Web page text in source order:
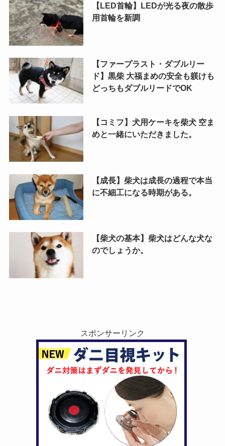
【LED首輪】LEDが光る夜の散歩
用首輪を新調
【ファープラスト・ダブルリー
ド】黒柴 大福まめの安全も躾けも
どっちもダブルリードでOK
【コミフ】犬用ケーキを柴犬 空ま
めと一緒にいただきました。
【成長】柴犬は成長の過程で本当
に不細工になる時期がある。
【柴犬の基本】柴犬はどんな犬な
のでしょうか。
スポンサーリンク